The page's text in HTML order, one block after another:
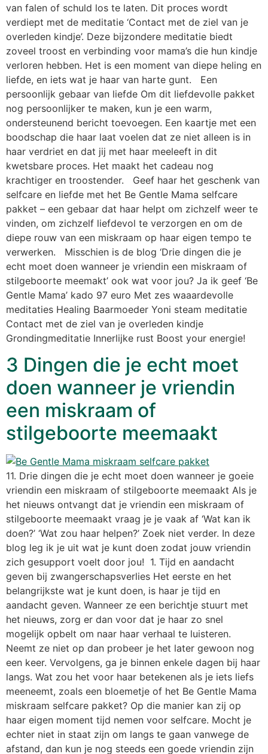
van falen of schuld los te laten. Dit proces wordt
verdiept met de meditatie ‘Contact met de ziel van je
overleden kindje’. Deze bijzondere meditatie biedt
zoveel troost en verbinding voor mama’s die hun kindje
verloren hebben. Het is een moment van diepe heling en
liefde, en iets wat je haar van harte gunt. Een
persoonlijk gebaar van liefde Om dit liefdevolle pakket
nog persoonlijker te maken, kun je een warm,
ondersteunend bericht toevoegen. Een kaartje met een
boodschap die haar laat voelen dat ze niet alleen is in
haar verdriet en dat jij met haar meeleeft in dit
kwetsbare proces. Het maakt het cadeau nog
krachtiger en troostender. Geef haar het geschenk van
selfcare en liefde met het Be Gentle Mama selfcare
pakket – een gebaar dat haar helpt om zichzelf weer te
vinden, om zichzelf liefdevol te verzorgen en om de
diepe rouw van een miskraam op haar eigen tempo te
verwerken. Misschien is de blog ‘Drie dingen die je
echt moet doen wanneer je vriendin een miskraam of
stilgeboorte meemakt’ ook wat voor jou? Ja ik geef ‘Be
Gentle Mama’ kado 97 euro Met zes waaardevolle
meditaties Healing Baarmoeder Yoni steam meditatie
Contact met de ziel van je overleden kindje
Grondingmeditatie Innerlijke rust Boost your energie!
3 Dingen die je echt moet
doen wanneer je vriendin
een miskraam of
stilgeboorte meemaakt
11. Drie dingen die je echt moet doen wanneer je goeie
vriendin een miskraam of stilgeboorte meemaakt Als je
het nieuws ontvangt dat je vriendin een miskraam of
stilgeboorte meemaakt vraag je je vaak af ‘Wat kan ik
doen?’ ‘Wat zou haar helpen?’ Zoek niet verder. In deze
blog leg ik je uit wat je kunt doen zodat jouw vriendin
zich gesupport voelt door jou! 1. Tijd en aandacht
geven bij zwangerschapsverlies Het eerste en het
belangrijkste wat je kunt doen, is haar je tijd en
aandacht geven. Wanneer ze een berichtje stuurt met
het nieuws, zorg er dan voor dat je haar zo snel
mogelijk opbelt om naar haar verhaal te luisteren.
Neemt ze niet op dan probeer je het later gewoon nog
een keer. Vervolgens, ga je binnen enkele dagen bij haar
langs. Wat zou het voor haar betekenen als je iets liefs
meeneemt, zoals een bloemetje of het Be Gentle Mama
miskraam selfcare pakket? Op die manier kan zij op
haar eigen moment tijd nemen voor selfcare. Mocht je
echter niet in staat zijn om langs te gaan vanwege de
afstand, dan kun je nog steeds een goede vriendin zijn